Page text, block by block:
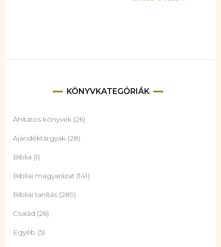
KÖNYVKATEGÓRIÁK
Áhítatos könyvek (26)
Ajándéktárgyak (28)
Biblia (1)
Bibliai magyarázat (141)
Bibliai tanítás (289)
Család (26)
Egyéb (5)